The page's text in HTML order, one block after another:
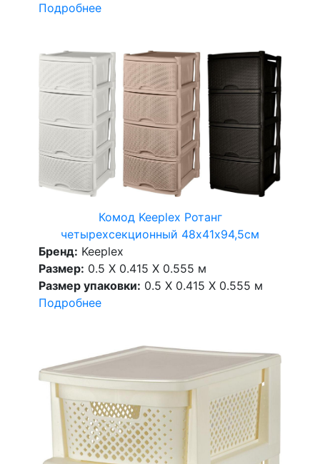
Подробнее
Комод Keeplex Ротанг
четырехсекционный 48х41х94,5см
Бренд: Keeplex
Размер: 0.5 X 0.415 X 0.555 м
Размер упаковки: 0.5 X 0.415 X 0.555 м
Подробнее